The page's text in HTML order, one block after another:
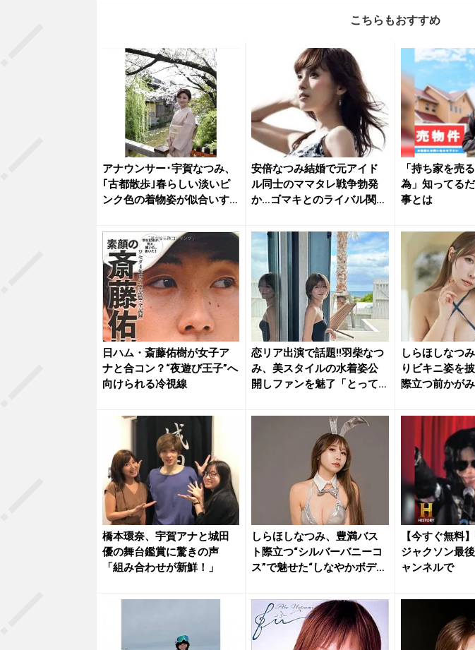
こちらもおすすめ
アナウンサー･宇賀なつみ、
｢古都散歩｣春らしい淡いピ
ンク色の着物姿が似合いす
安倍なつみ結婚で元アイド
ル同士のママタレ戦争勃発
か…ゴマキとのライバル関係
「持ち家を売
為」知ってる
事とは
日ハム・斎藤佑樹が女子ア
ナと合コン？“夜遊び王子”へ
向けられる冷視線
恋リア出演で話題!!羽柴なつ
み、美スタイルの水着姿公
開しファンを魅了「とって
しらほしなつ
りビキニ姿を
際立つ前かが
橋本環奈、宇賀アナと城田
優の舞台鑑賞に驚きの声
「組み合わせが新鮮！」
しらほしなつみ、豊満バス
ト際立つ“シルバーバニーコ
ス”で魅せた“しなやかボデ
【今すぐ無料
ジャクソン最
ャンネルで